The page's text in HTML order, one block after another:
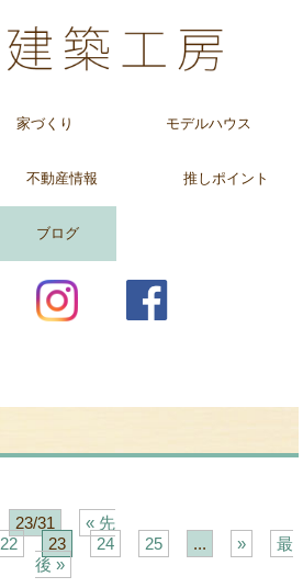
家づくり モデルハウス
不動産情報 推しポイント
ブログ
23/31
« 先
22 23 24 25 ... »
最
後 »